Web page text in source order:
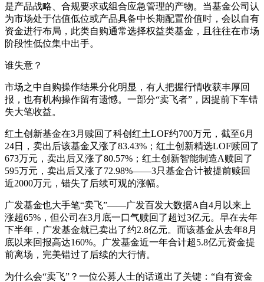
是产品战略、合规要求或组合应急管理的产物。当基金公司认
为市场处于估值低位或产品具备中长期配置价值时，会以自有
资金进行布局，此类自购通常选择权益类基金，且往往在市场
阶段性低位集中出手。
谁失意？
市场之中自购操作结果分化明显，有人把握行情收获丰厚回
报，也有机构操作留有遗憾。一部分“卖飞者”，因提前下车错
失大笔收益。
红土创新基金在3月赎回了科创红土LOF约700万元，截至6月
24日，卖出后该基金又涨了83.43%；红土创新精选LOF赎回了
673万元，卖出后又涨了80.57%；红土创新智能制造A赎回了
595万元，卖出后又涨了72.98%——3只基金合计被提前赎回
近2000万元，错失了后续可观的涨幅。
广发基金也大手笔“卖飞”——广发百发大数据A自4月以来上
涨超65%，但公司在3月底一口气赎回了超过3亿元。早在去年
下半年，广发基金就已卖出了约2.8亿元。而该基金从去年8月
底以来回报高达160%。广发基金近一年合计超5.8亿元资金提
前离场，完美错过了后续的大行情。
为什么会“卖飞”？一位公募人士的话道出了关键：“自有资金